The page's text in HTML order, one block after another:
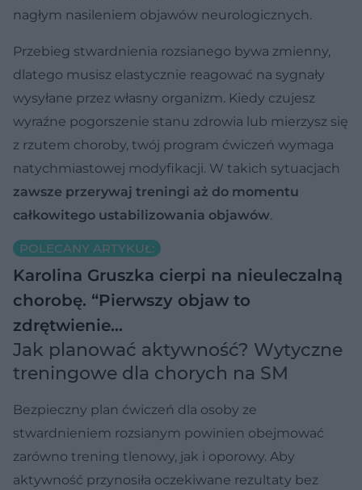
nagłym nasileniem objawów neurologicznych.
Przebieg stwardnienia rozsianego bywa zmienny,
dlatego musisz elastycznie reagować na sygnały
wysyłane przez własny organizm. Kiedy czujesz
wyraźne pogorszenie stanu zdrowia lub mierzysz się
z rzutem choroby, twój program ćwiczeń wymaga
natychmiastowej modyfikacji. W takich sytuacjach
zawsze przerywaj treningi aż do momentu
całkowitego ustabilizowania objawów.
POLECANY ARTYKUŁ:
Karolina Gruszka cierpi na nieuleczalną
chorobę. “Pierwszy objaw to
zdrętwienie…
Jak planować aktywność? Wytyczne
treningowe dla chorych na SM
Bezpieczny plan ćwiczeń dla osoby ze
stwardnieniem rozsianym powinien obejmować
zarówno trening tlenowy, jak i oporowy. Aby
aktywność przynosiła oczekiwane rezultaty bez